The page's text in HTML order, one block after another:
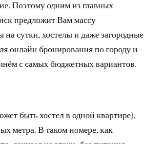
Поэтому одним из главных
предложит Вам массу
сутки, хостелы и даже загородные
онлайн бронирования по городу и
с самых бюджетных вариантов.
быть хостел в одной квартире),
метра. В таком номере, как